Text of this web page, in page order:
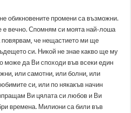
обикновените промени са възможни.
е вечно. Спомням си моята най-лоша
че нещастието ми ще
си. Никой не знае какво ще му
може да Ви споходи във всеки един
или самотни, или болни, или
си, или по някакъв начин
Ви цялата си любов и Ви
времена. Милиони са били във